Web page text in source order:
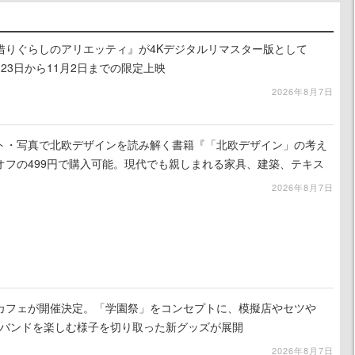
ぐらしのアリエッティ』が4Kデジタルリマスター版として
日から11月2日までの限定上映
2026年8月7日
写真で北欧デザインを読み解く書籍『「北欧デザイン」の考え
の499円で購入可能。現代でも親しまれる家具、建築、テキス
2026年8月7日
フェが開催決定。「学園祭」をコンセプトに、模擬店やセツや
ンドを楽しむ様子を切り取った新グッズが展開
2026年8月7日